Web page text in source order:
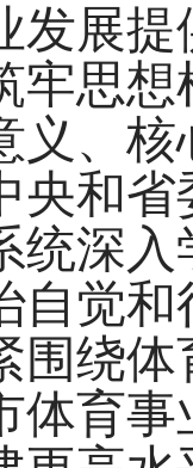
发展
牢思
义、
央和
统深
自觉
围绕
体育